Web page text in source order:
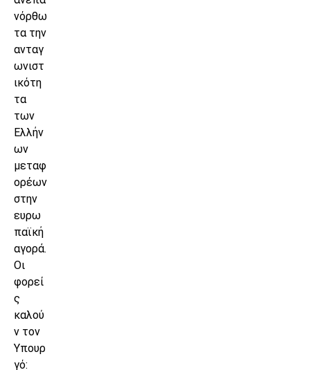
νόρθω
τα την
ανταγ
ωνιστ
ικότη
τα
των
Ελλήν
ων
μεταφ
ορέων
στην
ευρω
παϊκή
αγορά.
Οι
φορεί
ς
καλού
ν τον
Υπουρ
γό: